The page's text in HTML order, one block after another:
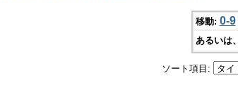
移動: 0-9
あるいは
ソート項目: